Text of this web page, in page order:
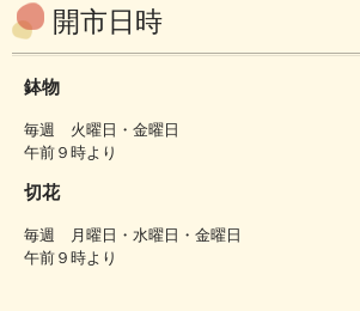
開市日時
鉢物
毎週 火曜日・金曜日
午前９時より
切花
毎週 月曜日・水曜日・金曜日
午前９時より